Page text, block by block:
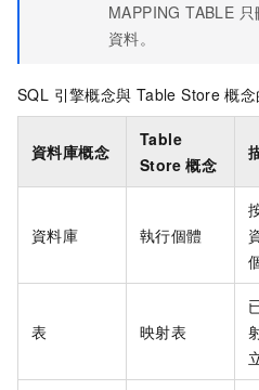
MAPPING TABLE
資料。
SQL 引擎概念與 Table Store 概念
資料庫概念
Table
Store 概念
資料庫 執行個體
表 映射表